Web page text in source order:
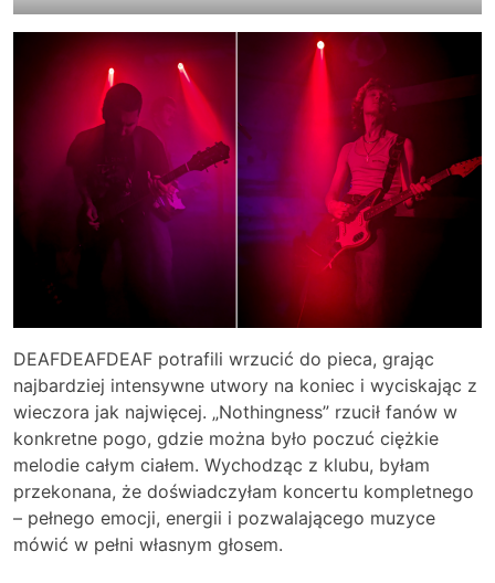
DEAFDEAFDEAF potrafili wrzucić do pieca, grając
najbardziej intensywne utwory na koniec i wyciskając z
wieczora jak najwięcej. „Nothingness” rzucił fanów w
konkretne pogo, gdzie można było poczuć ciężkie
melodie całym ciałem. Wychodząc z klubu, byłam
przekonana, że doświadczyłam koncertu kompletnego
– pełnego emocji, energii i pozwalającego muzyce
mówić w pełni własnym głosem.